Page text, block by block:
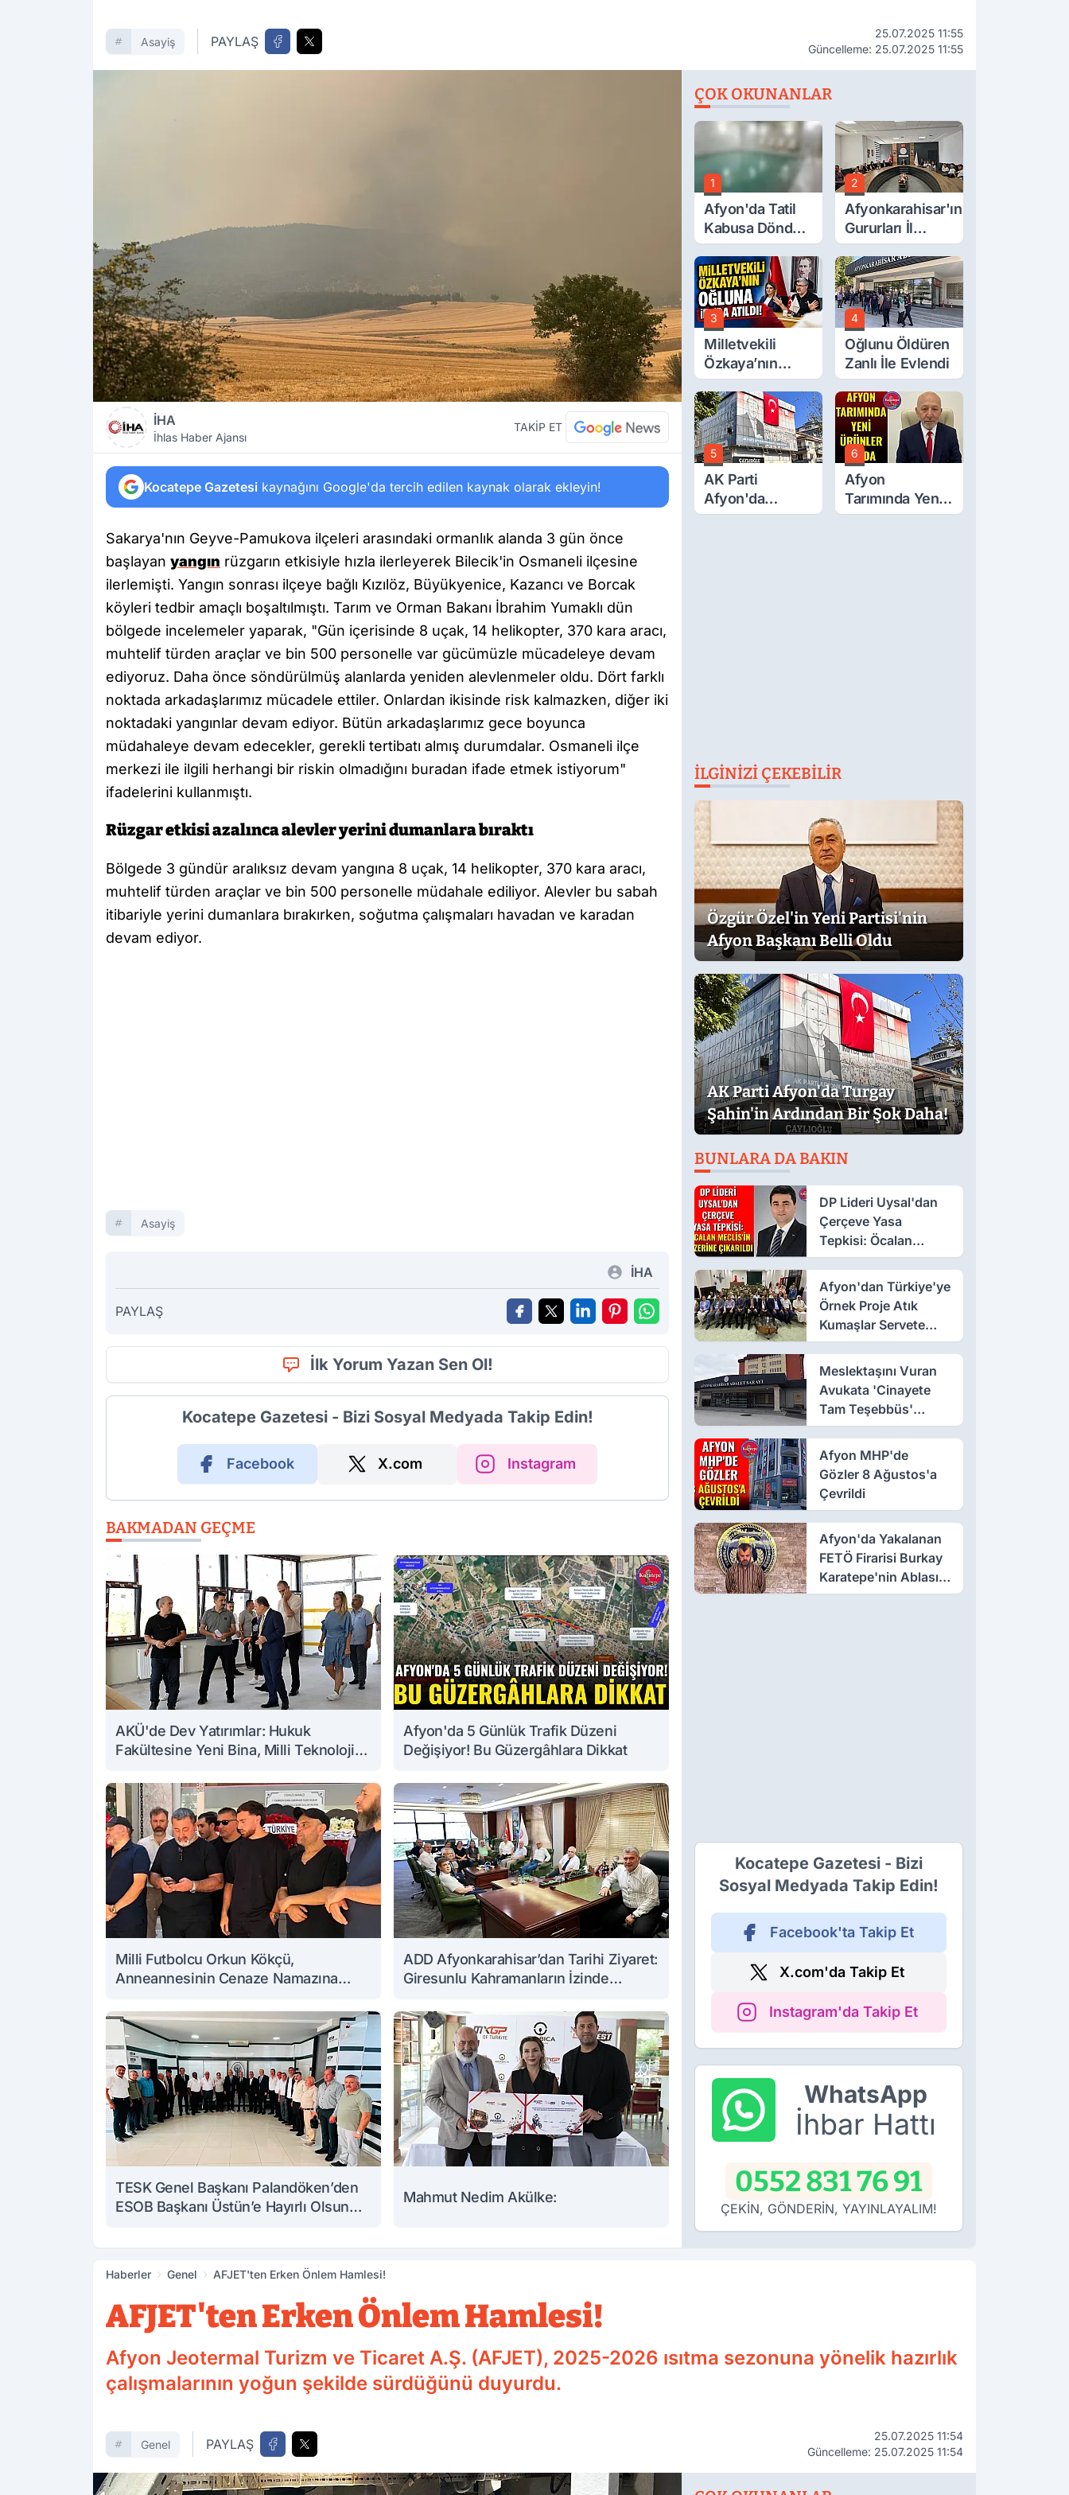
Asayiş PAYLAŞ
25.07.2025 11:55
Güncelleme: 25.07.2025 11:55
İHA
İhlas Haber Ajansı
TAKİP ET
Kocatepe Gazetesi kaynağını Google'da tercih edilen kaynak olarak ekleyin!
Sakarya'nın Geyve-Pamukova ilçeleri arasındaki ormanlık alanda 3 gün önce
başlayan yangın rüzgarın etkisiyle hızla ilerleyerek Bilecik'in Osmaneli ilçesine
ilerlemişti. Yangın sonrası ilçeye bağlı Kızılöz, Büyükyenice, Kazancı ve Borcak
köyleri tedbir amaçlı boşaltılmıştı. Tarım ve Orman Bakanı İbrahim Yumaklı dün
bölgede incelemeler yaparak, "Gün içerisinde 8 uçak, 14 helikopter, 370 kara aracı,
muhtelif türden araçlar ve bin 500 personelle var gücümüzle mücadeleye devam
ediyoruz. Daha önce söndürülmüş alanlarda yeniden alevlenmeler oldu. Dört farklı
noktada arkadaşlarımız mücadele ettiler. Onlardan ikisinde risk kalmazken, diğer iki
noktadaki yangınlar devam ediyor. Bütün arkadaşlarımız gece boyunca
müdahaleye devam edecekler, gerekli tertibatı almış durumdalar. Osmaneli ilçe
merkezi ile ilgili herhangi bir riskin olmadığını buradan ifade etmek istiyorum"
ifadelerini kullanmıştı.
Rüzgar etkisi azalınca alevler yerini dumanlara bıraktı
Bölgede 3 gündür aralıksız devam yangına 8 uçak, 14 helikopter, 370 kara aracı,
muhtelif türden araçlar ve bin 500 personelle müdahale ediliyor. Alevler bu sabah
itibariyle yerini dumanlara bırakırken, soğutma çalışmaları havadan ve karadan
devam ediyor.
Asayiş
İHA
PAYLAŞ
İlk Yorum Yazan Sen Ol!
Kocatepe Gazetesi - Bizi Sosyal Medyada Takip Edin!
Facebook X.com Instagram
BAKMADAN GEÇME
AKÜ'de Dev Yatırımlar: Hukuk
Fakültesine Yeni Bina, Milli Teknoloji
Afyon'da 5 Günlük Trafik Düzeni
Değişiyor! Bu Güzergâhlara Dikkat
Milli Futbolcu Orkun Kökçü,
Anneannesinin Cenaze Namazına
ADD Afyonkarahisar’dan Tarihi Ziyaret:
Giresunlu Kahramanların İzinde
TESK Genel Başkanı Palandöken’den
ESOB Başkanı Üstün’e Hayırlı Olsun
Mahmut Nedim Akülke:
ÇOK OKUNANLAR
1
Afyon'da Tatil
Kabusa Döndü,
Acı Son!
2
Afyonkarahisar'ın
Gururları İl
Müdürüyle
Buluştu
3
Milletvekili
Özkaya’nın
Oğluna İftira
Atıldı
4
Oğlunu Öldüren
Zanlı İle Evlendi
5
AK Parti
Afyon'da
Turgay Şahin'in
6
Afyon
Tarımında Yeni
Ürünler Yolda
İLGINIZI ÇEKEBILIR
Özgür Özel'in Yeni Partisi'nin
Afyon Başkanı Belli Oldu
AK Parti Afyon'da Turgay
Şahin'in Ardından Bir Şok Daha!
BUNLARA DA BAKIN
DP Lideri Uysal'dan
Çerçeve Yasa
Tepkisi: Öcalan
Meclis'in Üzerine
Çıkarıldı
Afyon'dan Türkiye'ye
Örnek Proje Atık
Kumaşlar Servete
Dönüştü!
Meslektaşını Vuran
Avukata 'Cinayete
Tam Teşebbüs'
Suçlaması
Afyon MHP'de
Gözler 8 Ağustos'a
Çevrildi
Afyon'da Yakalanan
FETÖ Firarisi Burkay
Karatepe'nin Ablası
Gözaltına Alındı
Kocatepe Gazetesi - Bizi
Sosyal Medyada Takip Edin!
Facebook'ta Takip Et
X.com'da Takip Et
Instagram'da Takip Et
WhatsApp
İhbar Hattı
0552 831 76 91
ÇEKİN, GÖNDERİN, YAYINLAYALIM!
Haberler Genel AFJET'ten Erken Önlem Hamlesi!
AFJET'ten Erken Önlem Hamlesi!
Afyon Jeotermal Turizm ve Ticaret A.Ş. (AFJET), 2025-2026 ısıtma sezonuna yönelik hazırlık
çalışmalarının yoğun şekilde sürdüğünü duyurdu.
Genel PAYLAŞ
25.07.2025 11:54
Güncelleme: 25.07.2025 11:54